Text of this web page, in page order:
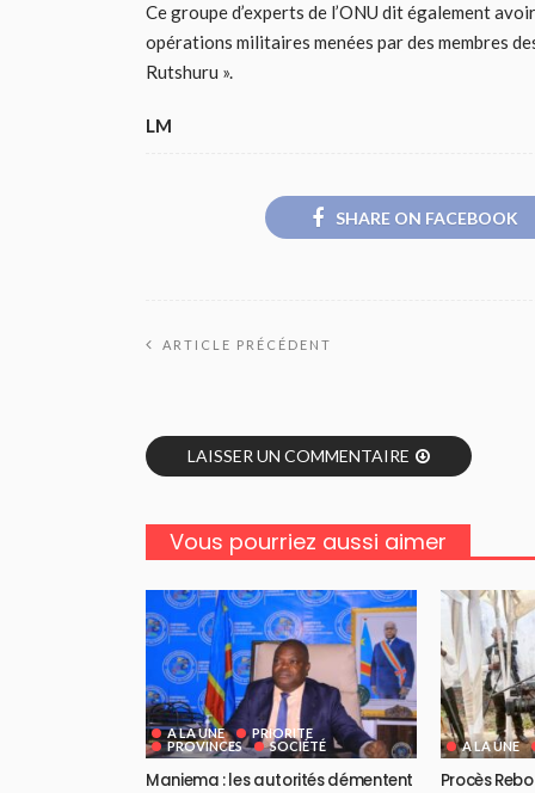
Ce groupe d’experts de l’ONU dit également
opérations militaires menées par des membres
Rutshuru ».
LM
SHARE ON FACEBOOK
ARTICLE PRÉCÉDENT
LAISSER UN COMMENTAIRE
Vous pourriez aussi aimer
A LA UNE
PRIORITE
PROVINCES
SOCIÉTÉ
Maniema : les autorités démentent
A LA UNE
Procès